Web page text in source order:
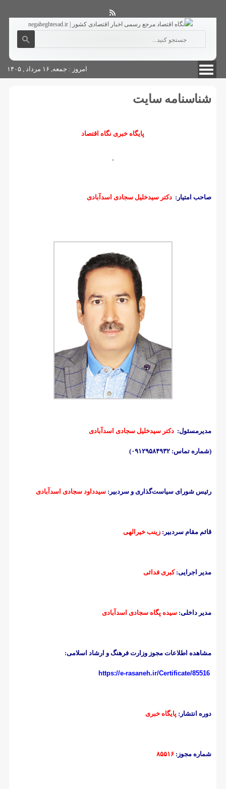
آگهی های دولتی چاپ شناسنامه سایت
امروز : جمعه, ۱۶ مرداد , ۱۴۰۵
شناسنامه سایت
پایگاه خبری نگاه اقتصاد
صاحب امتیار:دکتر سیدخلیل سجادی اسدآبادی
مدیرمسئول: دکتر سیدخلیل سجادی اسدآبادی
(شماره تماس: ۰۹۱۲۹۵۸۴۹۳۲)
رئیس شورای سیاست‌گذاری و سردبیر:سیدداود سجادی اسدآبادی
قائم مقام سردبیر:زینب خیرالهی
مدیر اجرایی:کبری فدائی
مدیر داخلی:سیده پگاه سجادی اسدآبادی
مشاهده اطلاعات مجوز وزارت فرهنگ و ارشاد اسلامی:
https://e-rasaneh.ir/Certificate/85516
دوره انتشار: پایگاه خبری
شماره مجوز:۸۵۵۱۶